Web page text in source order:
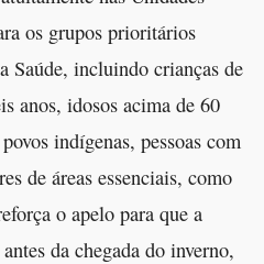
os grupos prioritários
Saúde, incluindo crianças de
anos, idosos acima de 60
indígenas, pessoas com
de áreas essenciais, como
o apelo para que a
da chegada do inverno,